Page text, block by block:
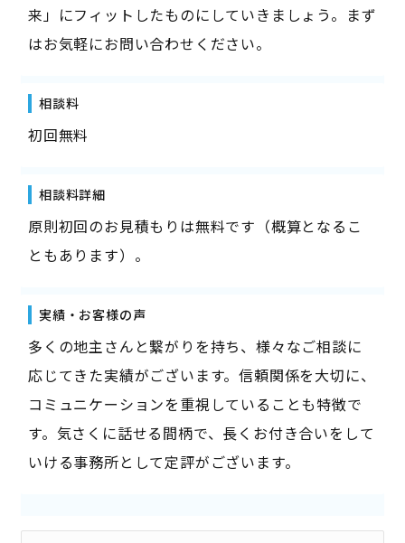
来」にフィットしたものにしていきましょう。まず
はお気軽にお問い合わせください。
相談料
初回無料
相談料詳細
原則初回のお見積もりは無料です（概算となるこ
ともあります）。
実績・お客様の声
多くの地主さんと繋がりを持ち、様々なご相談に
応じてきた実績がございます。信頼関係を大切に、
コミュニケーションを重視していることも特徴で
す。気さくに話せる間柄で、長くお付き合いをして
いける事務所として定評がございます。